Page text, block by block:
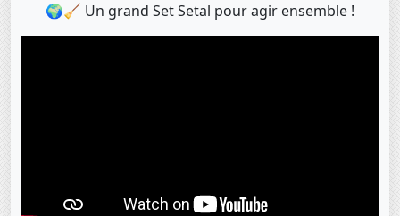
🌍🧹 Un grand Set Setal pour agir ensemble !